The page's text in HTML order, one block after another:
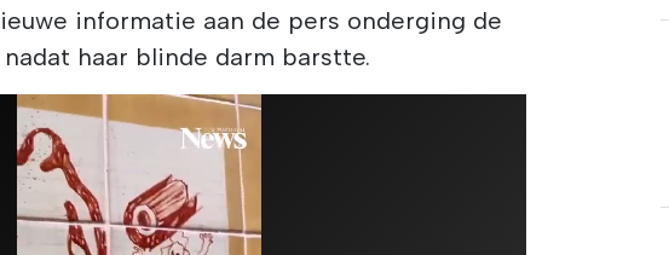
informatie aan de pers onderging de
haar blinde darm barstte.